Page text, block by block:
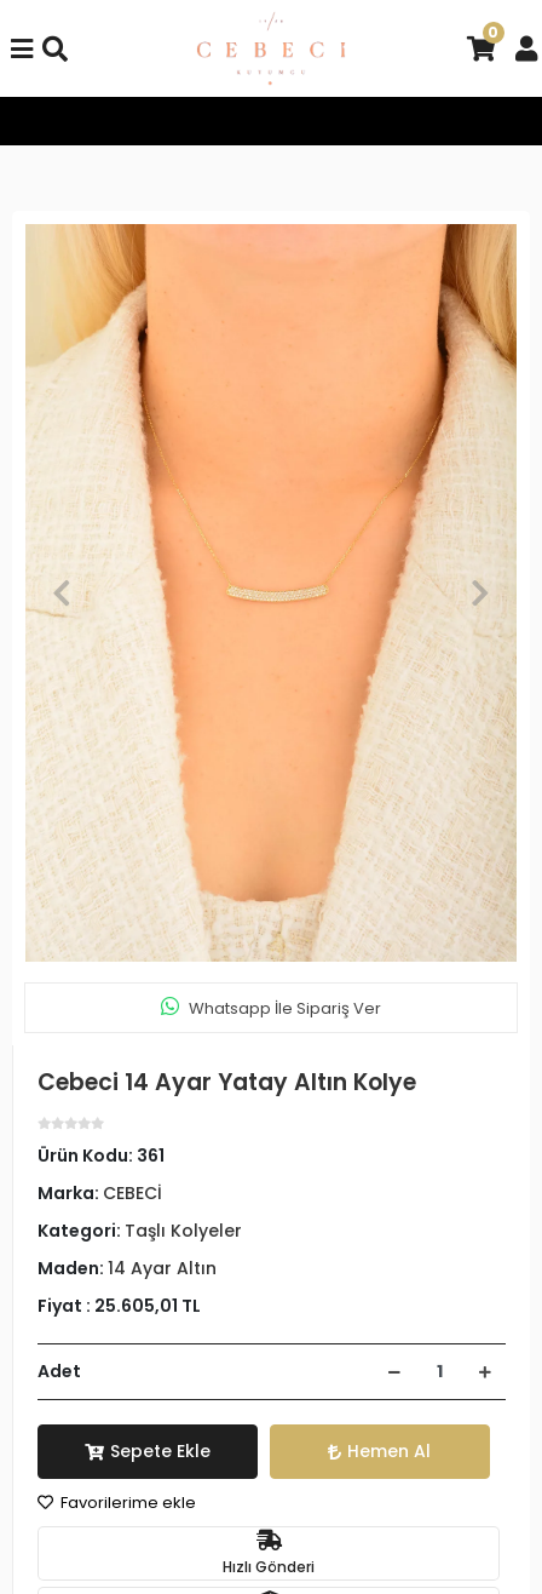
0
Whatsapp İle Sipariş Ver
Cebeci 14 Ayar Yatay Altın Kolye
Ürün Kodu: 361
Marka: CEBECİ
Kategori: Taşlı Kolyeler
Maden: 14 Ayar Altın
Fiyat : 25.605,01 TL
Adet
Sepete Ekle Hemen Al
Favorilerime ekle
Hızlı Gönderi